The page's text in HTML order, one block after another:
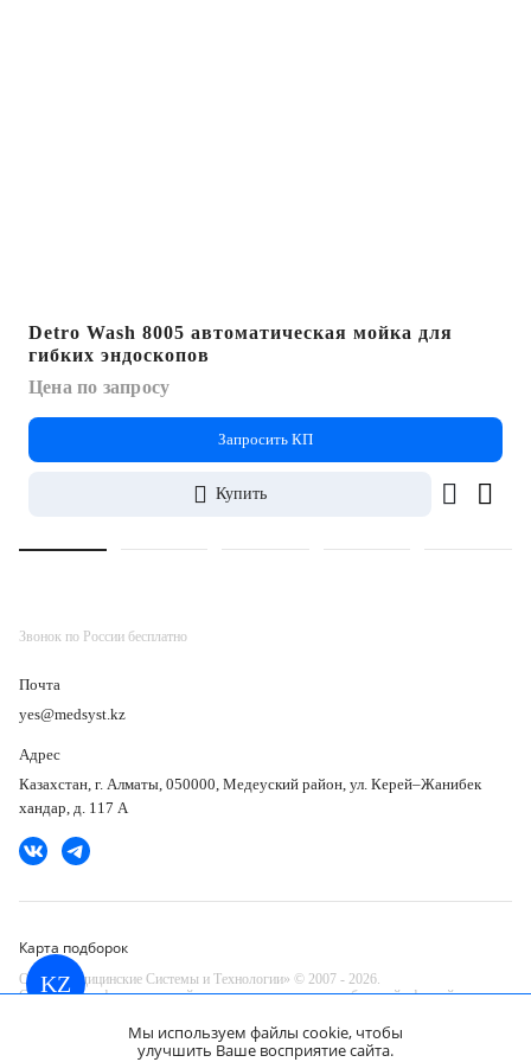
KZ
Detro Wash 8005 автоматическая мойка для
гибких эндоскопов
Цена по запросу
Запросить КП
Купить
Звонок по России бесплатно
Почта
yes@medsyst.kz
Адрес
Казахстан, г. Алматы, 050000, Медеуский район, ул. Керей–Жанибек
хандар, д. 117 А
Карта подборок
ООО «Медицинские Системы и Технологии» © 2007 - 2026.
Сайт носит информационный характер и не является публичной офертой.
Разработано в компании — dev
Мы используем файлы cookie, чтобы
улучшить Ваше восприятие сайта.